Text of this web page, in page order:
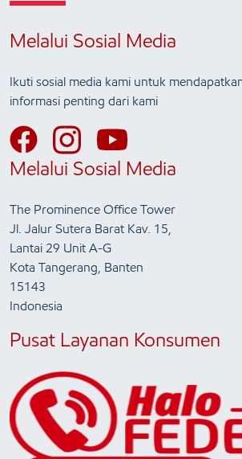
Melalui Sosial Media
Ikuti sosial media kami untuk
informasi penting dari kami
Melalui Sosial Media
The Prominence Office Tower
Jl. Jalur Sutera Barat Kav. 15,
Lantai 29 Unit A-G
Kota Tangerang, Banten
15143
Indonesia
Pusat Layanan Konsumen